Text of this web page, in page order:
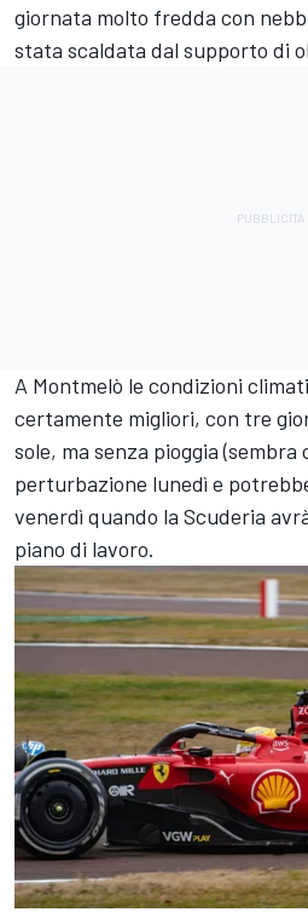
giornata molto fredda con
stata scaldata dal supporto di
A Montmelò le condizioni
certamente migliori, con tre
sole, ma senza pioggia (sembra
perturbazione lunedì e
venerdì quando la Scuderia
piano di lavoro.